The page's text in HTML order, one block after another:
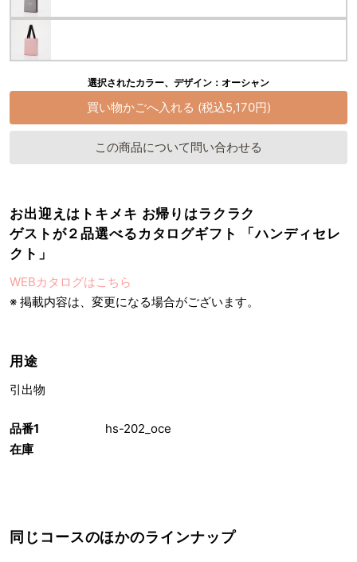
品番1
hs-202_oce
在庫
選択されたカラー、デザイン：オーシャン
この商品について問い合わせる
お出迎えはトキメキ お帰りはラクラク
ゲストが２品選べるカタログギフト 「ハンディセレ
クト」
WEBカタログはこちら
※ 掲載内容は、変更になる場合がございます。
用途
引出物
同じコースのほかのラインナップ